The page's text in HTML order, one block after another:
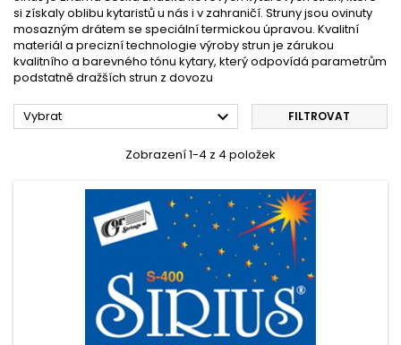
si získaly oblibu kytaristů u nás i v zahraničí. Struny jsou ovinuty
mosazným drátem se speciální termickou úpravou. Kvalitní
materiál a precizní technologie výroby strun je zárukou
kvalitního a barevného tónu kytary, který odpovídá parametrům
podstatně dražších strun z dovozu
Vybrat  FILTROVAT
Zobrazení 1-4 z 4 položek